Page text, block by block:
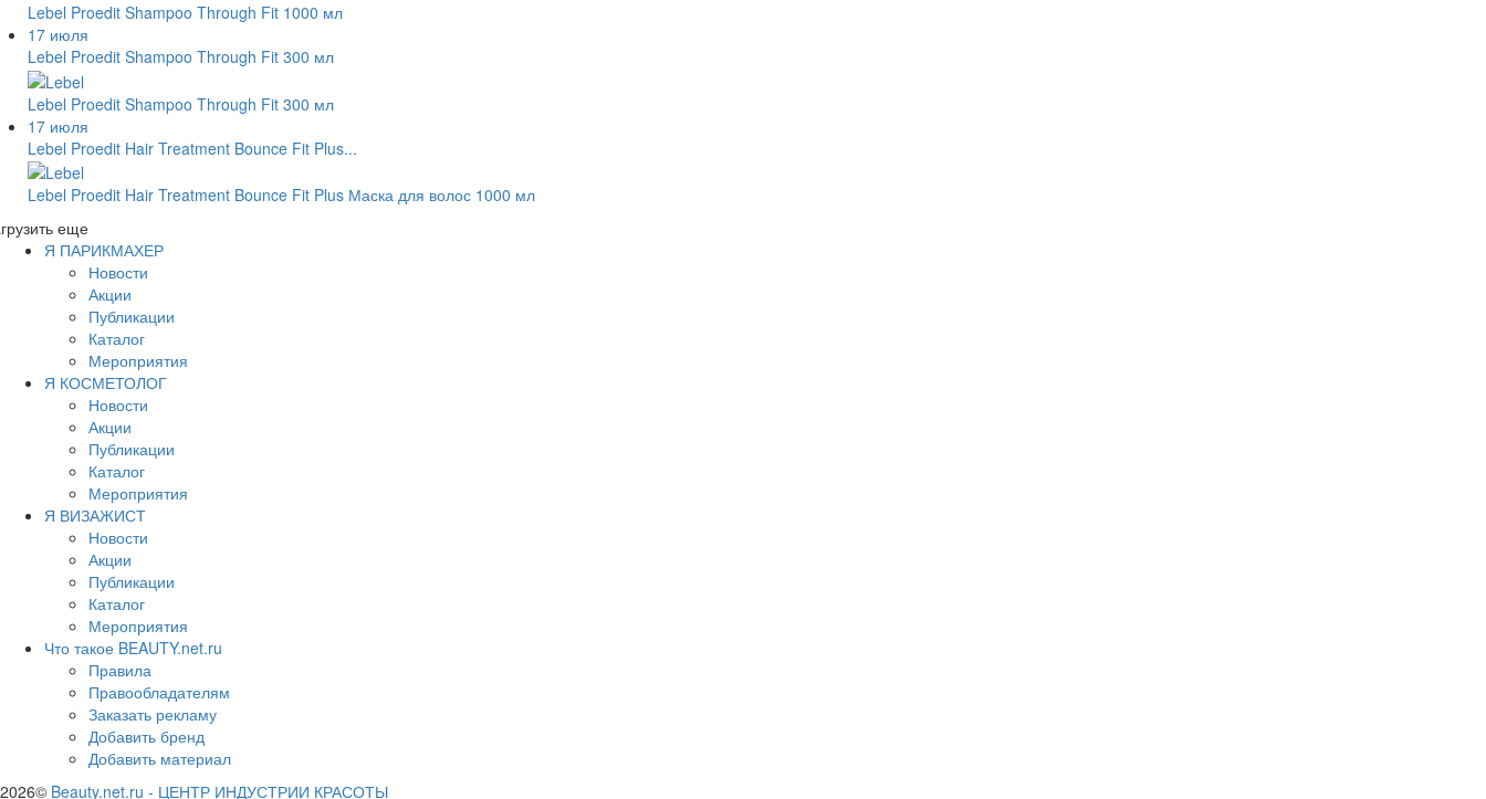
Lebel Proedit Shampoo Through Fit 1000 мл
17 июля
Lebel Proedit Shampoo Through Fit 300 мл
Lebel Proedit Shampoo Through Fit 300 мл
17 июля
Lebel Proedit Hair Treatment Bounce Fit Plus...
Lebel Proedit Hair Treatment Bounce Fit Plus Маска для волос 1000 мл
еще
Я ПАРИКМАХЕР
Новости
Акции
Публикации
Каталог
Мероприятия
Я КОСМЕТОЛОГ
Новости
Акции
Публикации
Каталог
Мероприятия
Я ВИЗАЖИСТ
Новости
Акции
Публикации
Каталог
Мероприятия
Что такое BEAUTY.net.ru
Правила
Правообладателям
Заказать рекламу
Добавить бренд
Добавить материал
2026© Beauty.net.ru - ЦЕНТР ИНДУСТРИИ КРАСОТЫ